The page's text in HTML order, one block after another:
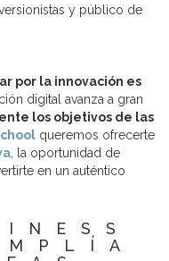
y público de
por la innovación es
digital avanza a gran
los objetivos de las
queremos ofrecerte
, la oportunidad de
en un auténtico